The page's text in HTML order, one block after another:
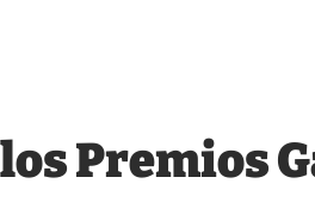
Premios